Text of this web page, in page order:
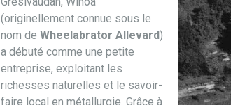
(originellement connue sous le
nom de Wheelabrator Allevard)
a débuté comme une petite
entreprise, exploitant les
richesses naturelles et le savoir-
faire local en métallurgie. Grâce à